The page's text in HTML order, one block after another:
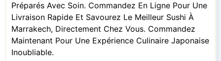
Préparés Avec Soin. Commandez En Ligne Pour Une
Livraison Rapide Et Savourez Le Meilleur Sushi À
Marrakech, Directement Chez Vous. Commandez
Maintenant Pour Une Expérience Culinaire Japonaise
Inoubliable.